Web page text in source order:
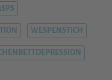
WESPENSTICH